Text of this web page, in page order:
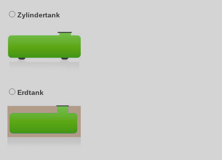
Zylindertank
Erdtank